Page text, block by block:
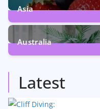
Asia
Australia
Latest